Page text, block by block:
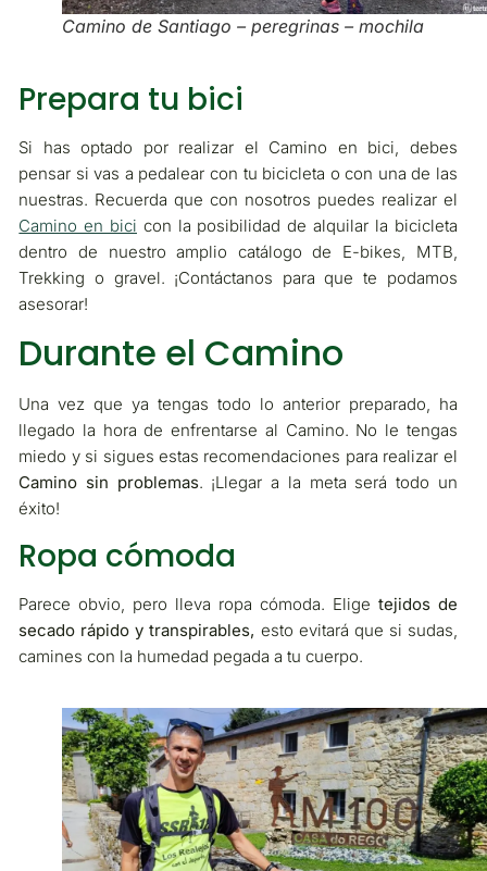
Camino de Santiago – peregrinas – mochila
Prepara tu bici
Si has optado por realizar el Camino en bici, debes
pensar si vas a pedalear con tu bicicleta o con una de las
nuestras. Recuerda que con nosotros puedes realizar el
Camino en bici con la posibilidad de alquilar la bicicleta
dentro de nuestro amplio catálogo de E-bikes, MTB,
Trekking o gravel. ¡Contáctanos para que te podamos
asesorar!
Durante el Camino
Una vez que ya tengas todo lo anterior preparado, ha
llegado la hora de enfrentarse al Camino. No le tengas
miedo y si sigues estas recomendaciones para realizar el
Camino sin problemas. ¡Llegar a la meta será todo un
éxito!
Ropa cómoda
Parece obvio, pero lleva ropa cómoda. Elige tejidos de
secado rápido y transpirables, esto evitará que si sudas,
camines con la humedad pegada a tu cuerpo.